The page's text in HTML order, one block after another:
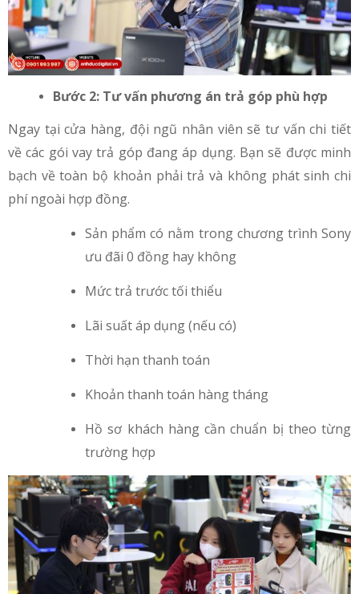
Bước 2: Tư vấn phương án trả góp phù hợp
Ngay tại cửa hàng, đội ngũ nhân viên sẽ tư vấn chi tiết
về các gói vay trả góp đang áp dụng. Bạn sẽ được minh
bạch về toàn bộ khoản phải trả và không phát sinh chi
phí ngoài hợp đồng.
Sản phẩm có nằm trong chương trình Sony
ưu đãi 0 đồng hay không
Mức trả trước tối thiểu
Lãi suất áp dụng (nếu có)
Thời hạn thanh toán
Khoản thanh toán hàng tháng
Hồ sơ khách hàng cần chuẩn bị theo từng
trường hợp